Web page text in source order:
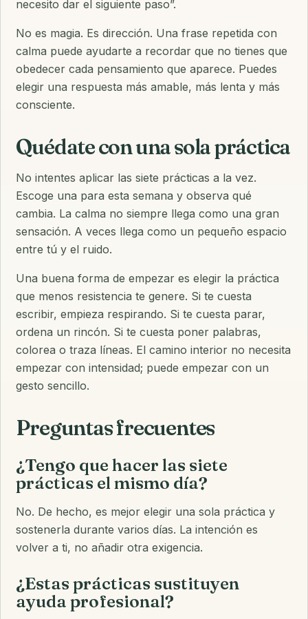
necesito dar el siguiente paso”.
No es magia. Es dirección. Una frase repetida con
calma puede ayudarte a recordar que no tienes que
obedecer cada pensamiento que aparece. Puedes
elegir una respuesta más amable, más lenta y más
consciente.
Quédate con una sola práctica
No intentes aplicar las siete prácticas a la vez.
Escoge una para esta semana y observa qué
cambia. La calma no siempre llega como una gran
sensación. A veces llega como un pequeño espacio
entre tú y el ruido.
Una buena forma de empezar es elegir la práctica
que menos resistencia te genere. Si te cuesta
escribir, empieza respirando. Si te cuesta parar,
ordena un rincón. Si te cuesta poner palabras,
colorea o traza líneas. El camino interior no necesita
empezar con intensidad; puede empezar con un
gesto sencillo.
Preguntas frecuentes
¿Tengo que hacer las siete
prácticas el mismo día?
No. De hecho, es mejor elegir una sola práctica y
sostenerla durante varios días. La intención es
volver a ti, no añadir otra exigencia.
¿Estas prácticas sustituyen
ayuda profesional?